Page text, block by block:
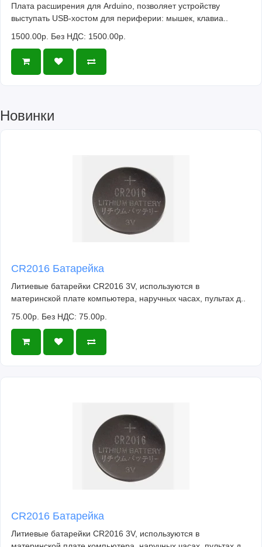
Плата расширения для Arduino, позволяет устройству
выступать USB-хостом для периферии: мышек, клавиа..
1500.00р. Без НДС: 1500.00р.
Новинки
CR2016 Батарейка
Литиевые батарейки CR2016 3V, используются в
материнской плате компьютера, наручных часах, пультах д..
75.00р. Без НДС: 75.00р.
CR2016 Батарейка
Литиевые батарейки CR2016 3V, используются в